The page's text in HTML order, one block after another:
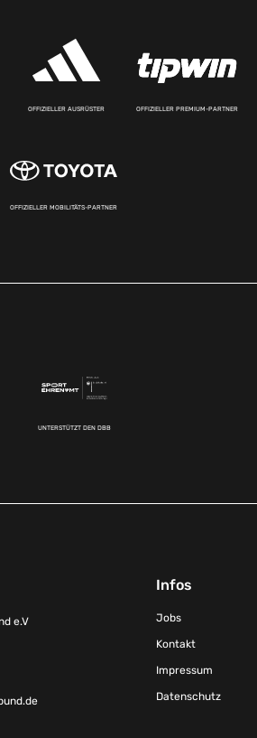
OFFIZIELLER AUSRÜSTER OFFIZIELLER PREMIUM-PARTNER
OFFIZIELLER MOBILITÄTS-PARTNER
UNTERSTÜTZT DEN DBB
e.V
Infos
Jobs
Kontakt
Impressum
Datenschutz